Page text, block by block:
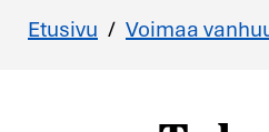
Etusivu / Voimaa